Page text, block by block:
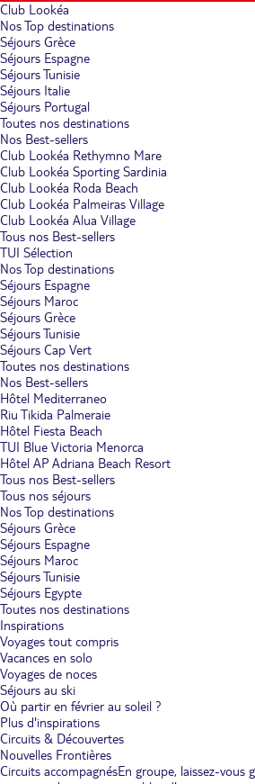
Club Lookéa
Nos Top destinations
Séjours Grèce
Séjours Espagne
Séjours Tunisie
Séjours Italie
Séjours Portugal
Toutes nos destinations
Nos Best-sellers
Club Lookéa Rethymno Mare
Club Lookéa Sporting Sardinia
Club Lookéa Roda Beach
Club Lookéa Palmeiras Village
Club Lookéa Alua Village
Tous nos Best-sellers
TUI Sélection
Nos Top destinations
Séjours Espagne
Séjours Maroc
Séjours Grèce
Séjours Tunisie
Séjours Cap Vert
Toutes nos destinations
Nos Best-sellers
Hôtel Mediterraneo
Riu Tikida Palmeraie
Hôtel Fiesta Beach
TUI Blue Victoria Menorca
Hôtel AP Adriana Beach Resort
Tous nos Best-sellers
Tous nos séjours
Nos Top destinations
Séjours Grèce
Séjours Espagne
Séjours Maroc
Séjours Tunisie
Séjours Egypte
Toutes nos destinations
Inspirations
Voyages tout compris
Vacances en solo
Voyages de noces
Séjours au ski
Où partir en février au soleil ?
Plus d'inspirations
Circuits & Découvertes
Nouvelles Frontières
Circuits accompagnésEn groupe, laissez-vous